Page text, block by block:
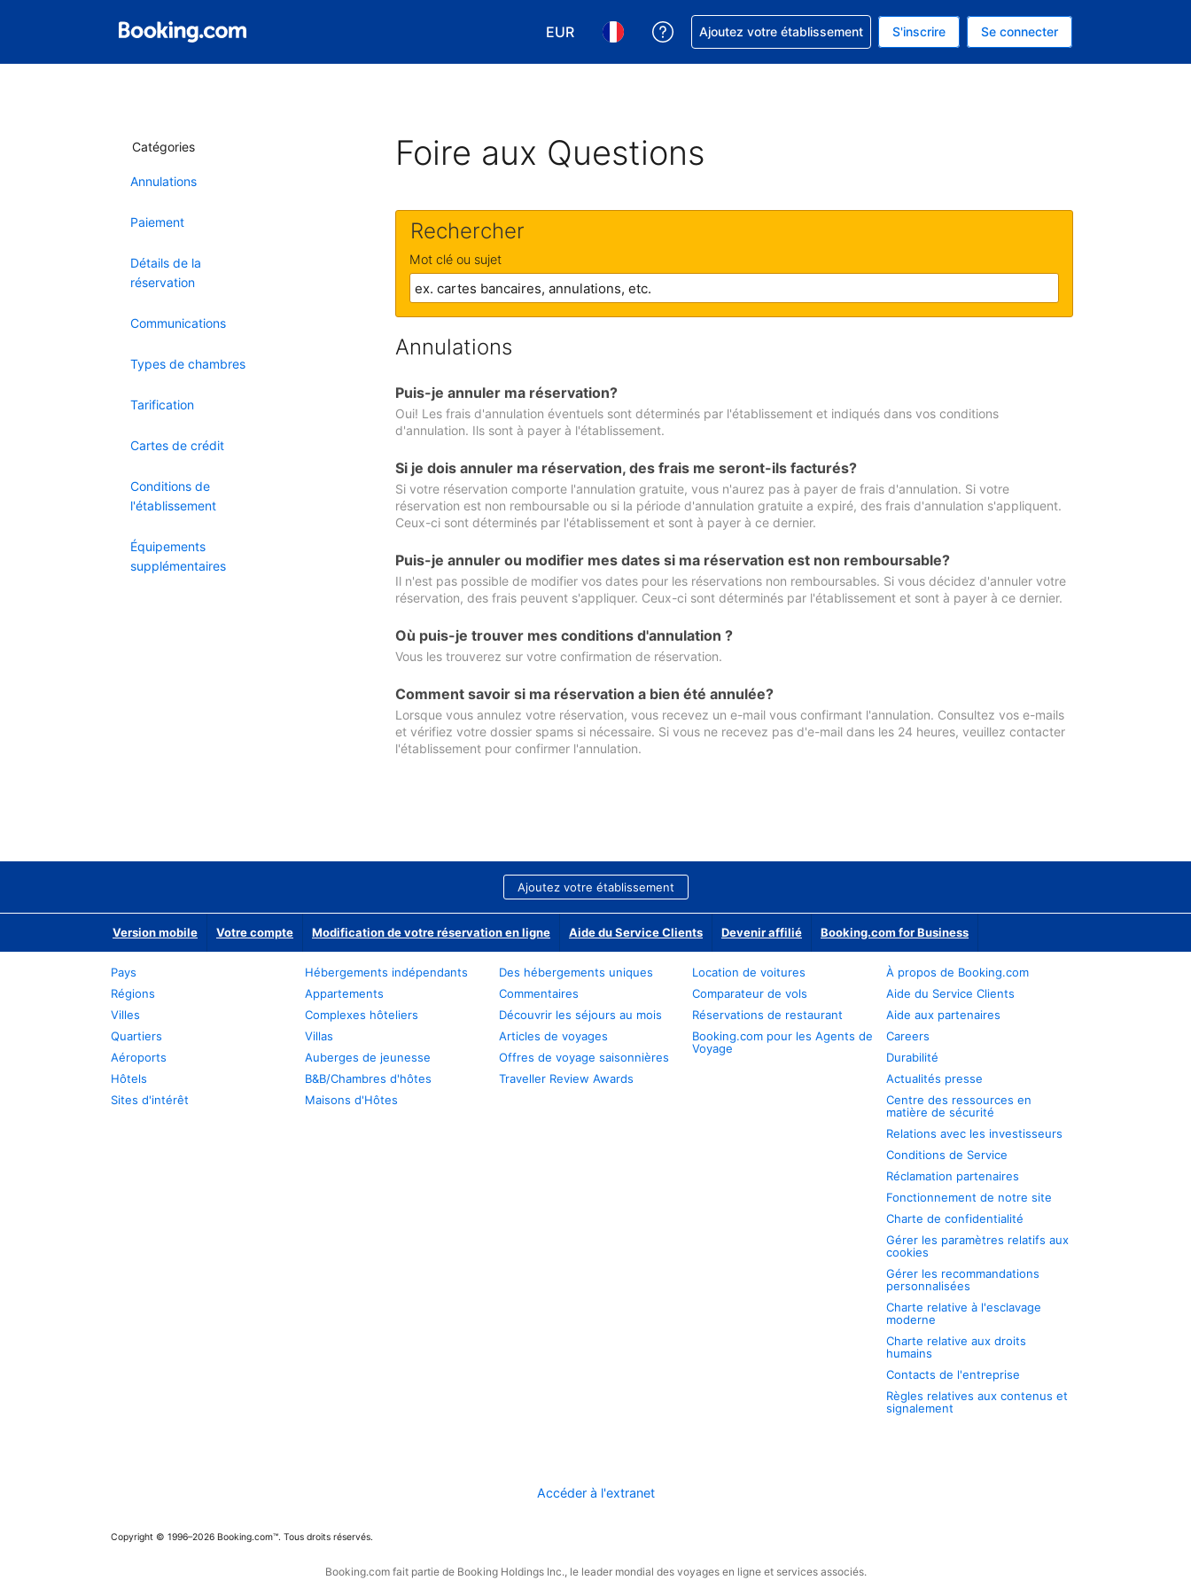
EUR
Choisissez votre devise. Votre devise actuelle est celle-ci : EUR.
Choisissez votre langue. Votre langue actuelle est celle-ci : Français.
Obtenez de l'aide concernant votre réservation
Ajoutez votre établissement S'inscrire Se connecter
Catégories
Annulations
Paiement
Détails de la
réservation
Communications
Types de chambres
Tarification
Cartes de crédit
Conditions de
l'établissement
Équipements
supplémentaires
Foire aux Questions
Rechercher
Mot clé ou sujet
Annulations
Puis-je annuler ma réservation?
Oui! Les frais d'annulation éventuels sont déterminés par l'établissement et indiqués dans vos conditions
d'annulation. Ils sont à payer à l'établissement.
Si je dois annuler ma réservation, des frais me seront-ils facturés?
Si votre réservation comporte l'annulation gratuite, vous n'aurez pas à payer de frais d'annulation. Si votre
réservation est non remboursable ou si la période d'annulation gratuite a expiré, des frais d'annulation s'appliquent.
Ceux-ci sont déterminés par l'établissement et sont à payer à ce dernier.
Puis-je annuler ou modifier mes dates si ma réservation est non remboursable?
Il n'est pas possible de modifier vos dates pour les réservations non remboursables. Si vous décidez d'annuler votre
réservation, des frais peuvent s'appliquer. Ceux-ci sont déterminés par l'établissement et sont à payer à ce dernier.
Où puis-je trouver mes conditions d'annulation ?
Vous les trouverez sur votre confirmation de réservation.
Comment savoir si ma réservation a bien été annulée?
Lorsque vous annulez votre réservation, vous recevez un e-mail vous confirmant l'annulation. Consultez vos e-mails
et vérifiez votre dossier spams si nécessaire. Si vous ne recevez pas d'e-mail dans les 24 heures, veuillez contacter
l'établissement pour confirmer l'annulation.
Ajoutez votre établissement
Version mobile Votre compte Modification de votre réservation en ligne Aide du Service Clients Devenir affilié Booking.com for Business
Pays
Régions
Villes
Quartiers
Aéroports
Hôtels
Sites d'intérêt
Hébergements indépendants
Appartements
Complexes hôteliers
Villas
Auberges de jeunesse
B&B/Chambres d'hôtes
Maisons d'Hôtes
Des hébergements uniques
Commentaires
Découvrir les séjours au mois
Articles de voyages
Offres de voyage saisonnières
Traveller Review Awards
Location de voitures
Comparateur de vols
Réservations de restaurant
Booking.com pour les Agents de
Voyage
À propos de Booking.com
Aide du Service Clients
Aide aux partenaires
Careers
Durabilité
Actualités presse
Centre des ressources en
matière de sécurité
Relations avec les investisseurs
Conditions de Service
Réclamation partenaires
Fonctionnement de notre site
Charte de confidentialité
Gérer les paramètres relatifs aux
cookies
Gérer les recommandations
personnalisées
Charte relative à l'esclavage
moderne
Charte relative aux droits
humains
Contacts de l'entreprise
Règles relatives aux contenus et
signalement
Accéder à l'extranet
Copyright © 1996–2026 Booking.com™. Tous droits réservés.
Booking.com fait partie de Booking Holdings Inc., le leader mondial des voyages en ligne et services associés.